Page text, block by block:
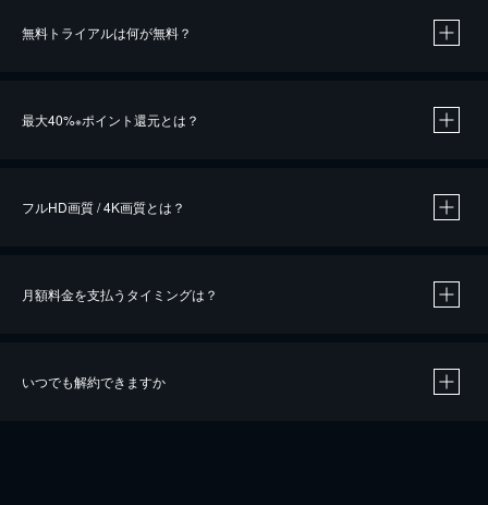
無料トライアルは何が無料？
最大40%※ポイント還元とは？
※40％ポイント還元の対象は、クレジットカード決済による作品の購入 / レンタルです。
iOSアプリのUコイン決済による作品の購入 / レンタルは、20％のポイント還元です。
フルHD画質 / 4K画質とは？
月額料金を支払うタイミングは？
いつでも解約できますか